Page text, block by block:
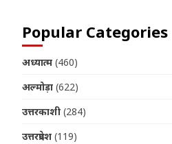
Popular Categories
अध्यात्म (460)
अल्मोड़ा (622)
उत्तरकाशी (284)
उत्तरप्रदेश (119)